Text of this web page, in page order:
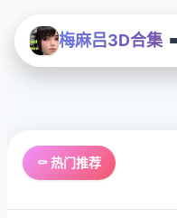
梅麻吕3D合集
⚰️ 热门推荐